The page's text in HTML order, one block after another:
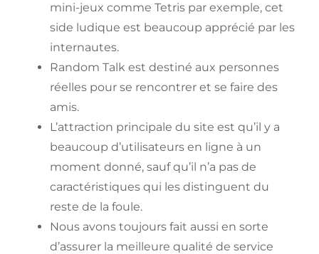
mini-jeux comme Tetris par exemple, cet
side ludique est beaucoup apprécié par les
internautes.
Random Talk est destiné aux personnes
réelles pour se rencontrer et se faire des
amis.
L’attraction principale du site est qu’il y a
beaucoup d’utilisateurs en ligne à un
moment donné, sauf qu’il n’a pas de
caractéristiques qui les distinguent du
reste de la foule.
Nous avons toujours fait aussi en sorte
d’assurer la meilleure qualité de service